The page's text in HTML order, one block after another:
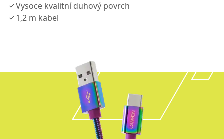
Vysoce kvalitní duhový povrch
1,2 m kabel